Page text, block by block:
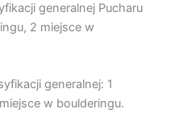
generalnej Pucharu
2 miejsce w
generalnej: 1
w boulderingu.